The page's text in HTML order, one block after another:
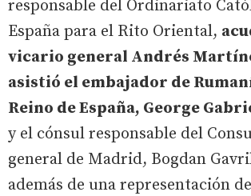
responsable del Ordinariato
España para el Rito Oriental,
vicario general Andrés
asistió el embajador de
Reino de España, George
y el cónsul responsable del
general de Madrid, Bogdan
además de una representación